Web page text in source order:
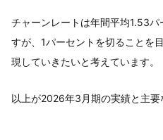
チャーンレートは年間平均1.53
すが、1パーセントを切ることを
現していきたいと考えています。
以上が2026年3月期の実績と主要